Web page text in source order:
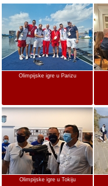
Olimpijske igre u Parizu
Olimpijske igre u Tokiju